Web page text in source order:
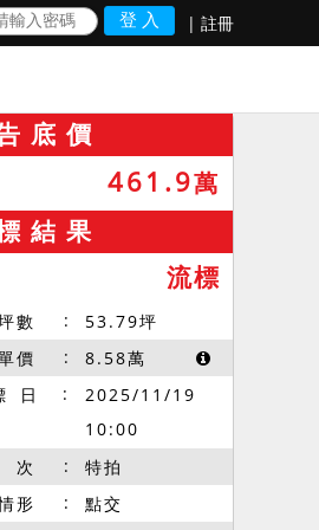
| 註冊
底 價
461.9萬
結 果
流標
數 53.79坪
價
8.58萬
日
2025/11/19
10:00
特拍
形
點交